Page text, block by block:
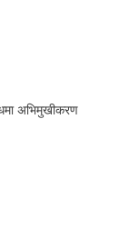
अभिमुखीकरण